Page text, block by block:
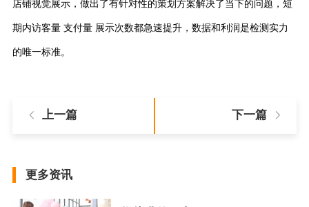
店铺视觉展示， 做出了有针对性的策划方案解决了当下的问题， 短
期内访客量 支付量 展示次数都急速提升， 数据和利润是检测实力
的唯一标准。
上一篇 下一篇
更多资讯